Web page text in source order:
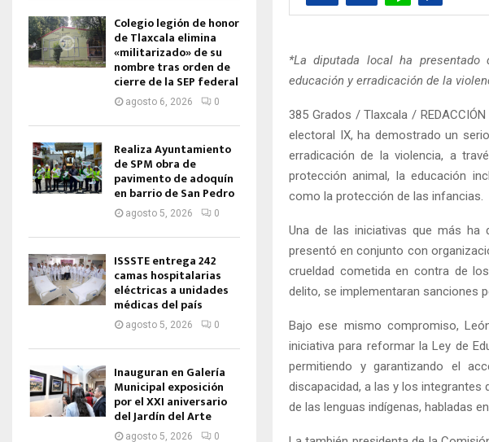
*La diputada local ha
educación y erradicación de la
385 Grados / Tlaxcala /
electoral IX, ha demostrado un
erradicación de la violencia, a
protección animal, la educación
como la protección de las infancias.
Una de las iniciativas que más ha
presentó en conjunto con
crueldad cometida en contra de
delito, se implementaran sanciones
Bajo ese mismo compromiso,
iniciativa para reformar la Ley de
permitiendo y garantizando el
discapacidad, a las y los integrantes
de las lenguas indígenas, habladas
Colegio legión de honor
de Tlaxcala elimina
«militarizado» de su
nombre tras orden de
cierre de la SEP federal
agosto 6, 2026 0
Realiza Ayuntamiento
de SPM obra de
pavimento de adoquín
en barrio de San Pedro
agosto 5, 2026 0
ISSSTE entrega 242
camas hospitalarias
eléctricas a unidades
médicas del país
agosto 5, 2026 0
Inauguran en Galería
Municipal exposición
por el XXI aniversario
del Jardín del Arte
agosto 5, 2026 0